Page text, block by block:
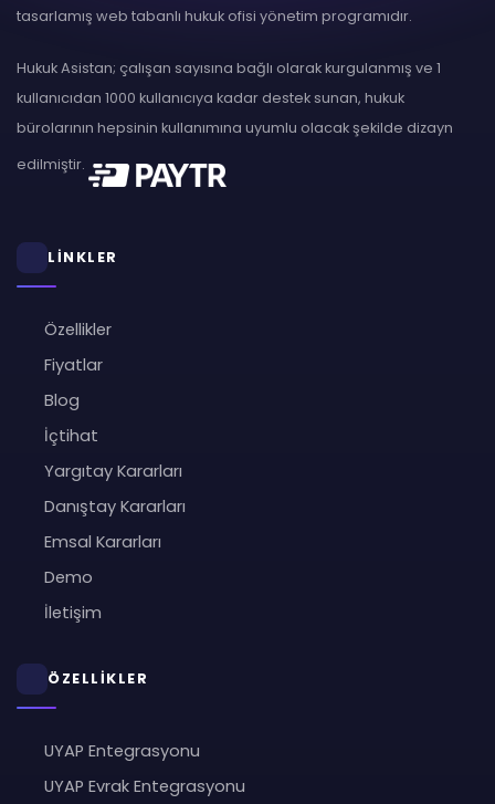
tasarlamış web tabanlı hukuk ofisi yönetim programıdır.
Hukuk Asistan; çalışan sayısına bağlı olarak kurgulanmış ve 1
kullanıcıdan 1000 kullanıcıya kadar destek sunan, hukuk
bürolarının hepsinin kullanımına uyumlu olacak şekilde dizayn
edilmiştir.
LİNKLER
Özellikler
Fiyatlar
Blog
İçtihat
Yargıtay Kararları
Danıştay Kararları
Emsal Kararları
Demo
İletişim
ÖZELLİKLER
UYAP Entegrasyonu
UYAP Evrak Entegrasyonu